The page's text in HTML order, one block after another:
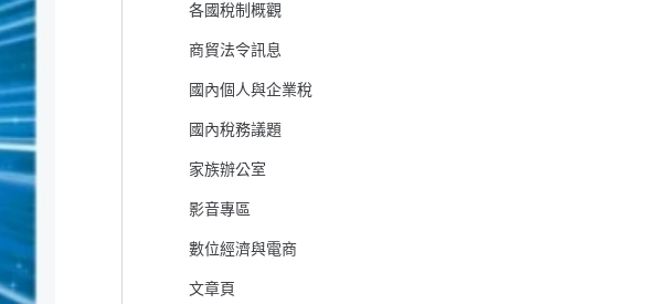
各國稅制概觀
商貿法令訊息
國內個人與企業稅
國內稅務議題
家族辦公室
影音專區
數位經濟與電商
文章頁